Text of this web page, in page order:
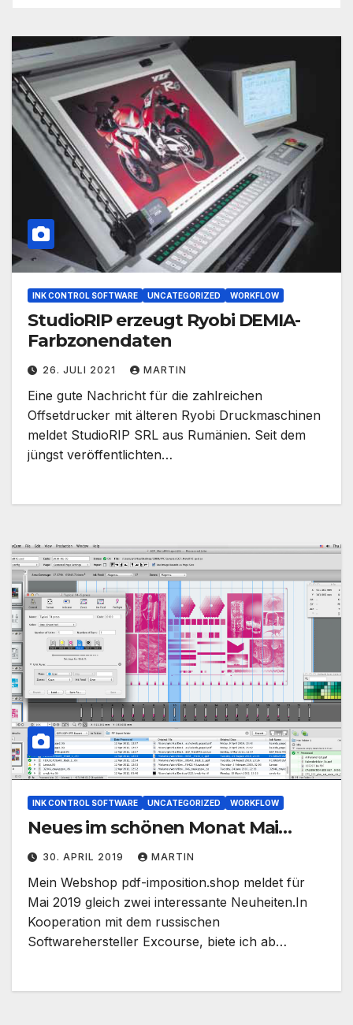
INK CONTROL SOFTWARE UNCATEGORIZED WORKFLOW
StudioRIP erzeugt Ryobi DEMIA-
Farbzonendaten
26. JULI 2021 MARTIN
Eine gute Nachricht für die zahlreichen
Offsetdrucker mit älteren Ryobi Druckmaschinen
meldet StudioRIP SRL aus Rumänien. Seit dem
jüngst veröffentlichten…
INK CONTROL SOFTWARE UNCATEGORIZED WORKFLOW
Neues im schönen Monat Mai…
30. APRIL 2019 MARTIN
Mein Webshop pdf-imposition.shop meldet für
Mai 2019 gleich zwei interessante Neuheiten.In
Kooperation mit dem russischen
Softwarehersteller Excourse, biete ich ab…